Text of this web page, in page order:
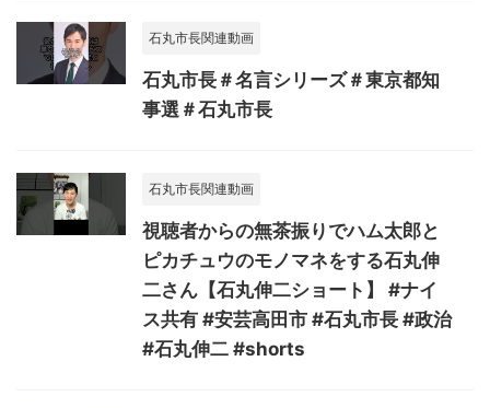
石丸市長関連動画
石丸市長＃名言シリーズ＃東京都知
事選＃石丸市長
石丸市長関連動画
視聴者からの無茶振りでハム太郎と
ピカチュウのモノマネをする石丸伸
二さん【石丸伸二ショート】 #ナイ
ス共有 #安芸高田市 #石丸市長 #政治
#石丸伸二 #shorts